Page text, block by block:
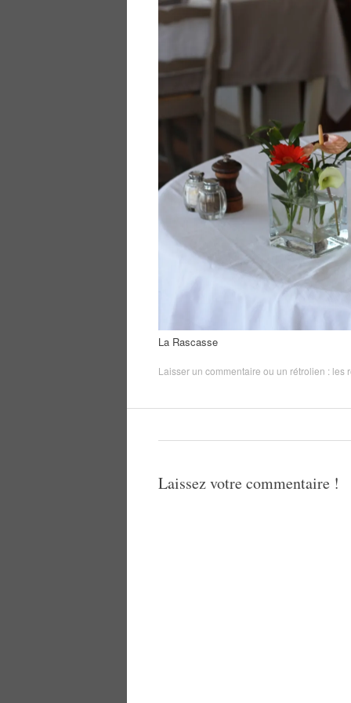
La Rascasse
Laisser un commentaire ou un rétrolien : les
Laissez votre commentaire !